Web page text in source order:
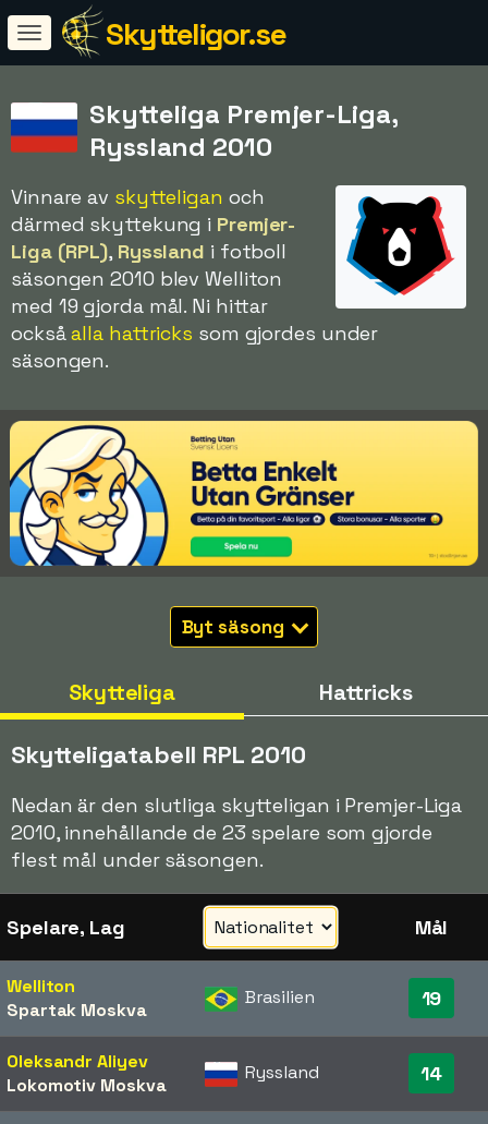
Skytteligor.se
Skytteliga Premjer-Liga,
Ryssland 2010
Vinnare av skytteligan och
därmed skyttekung i Premjer-
Liga (RPL), Ryssland i fotboll
säsongen 2010 blev Welliton
med 19 gjorda mål. Ni hittar
ocksåalla hattricks som gjordes under
säsongen.
Byt säsong
Skytteliga Hattricks
Skytteligatabell RPL 2010
Nedan är den slutliga skytteligan i Premjer-Liga
2010, innehållande de 23 spelare som gjorde
flest mål under säsongen.
Spelare, Lag Mål
Welliton
Spartak Moskva
Brasilien 19
Oleksandr Aliyev
Lokomotiv Moskva
Ryssland 14